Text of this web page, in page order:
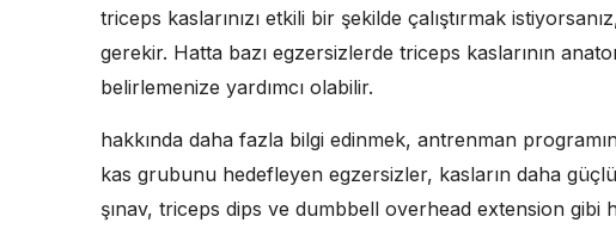
triceps kaslarınızı etkili bir şekilde çalıştırmak
gerekir. Hatta bazı egzersizlerde triceps kaslarının
belirlemenize yardımcı olabilir.
hakkında daha fazla bilgi edinmek, antrenman
kas grubunu hedefleyen egzersizler, kasların daha
şınav, triceps dips ve dumbbell overhead extension gibi